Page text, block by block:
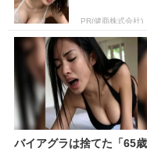
PR(健商株式会社)
バイアグラは捨てた「65